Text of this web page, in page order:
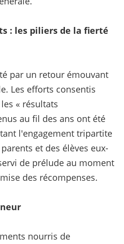
: les piliers de la fierté
par un retour émouvant
Les efforts consentis
« résultats
au fil des ans ont été
l'engagement tripartite
et des élèves eux-
de prélude au moment
des récompenses.
nourris de